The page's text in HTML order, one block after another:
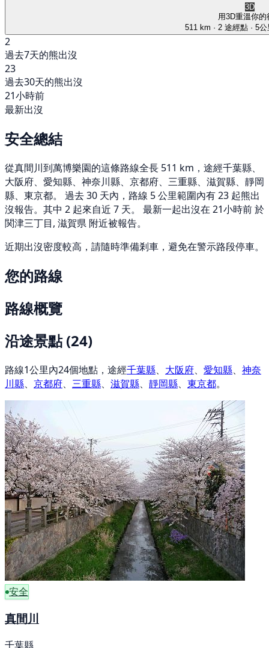
3D
用3D重溫你的
511 km · 2 途經點 · 5
2
過去7天的熊出沒
23
過去30天的熊出沒
21小時前
最新出沒
安全總結
從真間川到萬博樂園的這條路線全長 511 km，途經千葉縣、
大阪府、愛知縣、神奈川縣、京都府、三重縣、滋賀縣、靜岡
縣、東京都。 過去 30 天內，路線 5 公里範圍內有 23 起熊出
沒報告。其中 2 起來自近 7 天。 最新一起出沒在 21小時前 於
関津三丁目, 滋賀県 附近被報告。
近期出沒密度較高，請隨時準備剎車，避免在警示路段停車。
您的路線
路線概覽
沿途景點(24)
路線1公里內24個地點，途經千葉縣、 大阪府、 愛知縣、 神奈
川縣、 京都府、 三重縣、 滋賀縣、 靜岡縣、 東京都。
安全
真間川
千葉縣